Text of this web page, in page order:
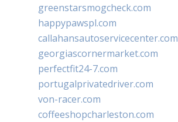
greenstarsmogcheck.com
happypawspl.com
callahansautoservicecenter.com
georgiascornermarket.com
perfectfit24-7.com
portugalprivatedriver.com
von-racer.com
coffeeshopcharleston.com